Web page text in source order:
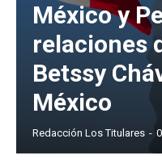
México y
relaciones
Betssy
México
Redacción Los Titulares -